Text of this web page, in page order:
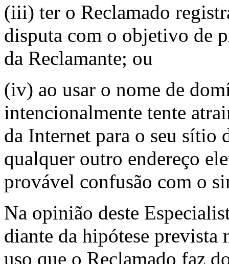
(iii) ter o Reclamado
disputa com o objetivo de
da Reclamante; ou
(iv) ao usar o nome de
intencionalmente tente
da Internet para o seu sítio
qualquer outro endereço
provável confusão com o
Na opinião deste
diante da hipótese
uso que o Reclamado faz